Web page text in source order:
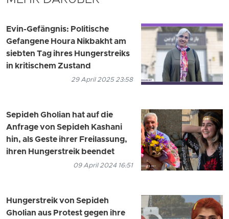
Evin-Gefängnis: Politische
Gefangene Houra Nikbakht am
siebten Tag ihres Hungerstreiks
in kritischem Zustand
29 April 2025 23:58
Sepideh Gholian hat auf die
Anfrage von Sepideh Kashani
hin, als Geste ihrer Freilassung,
ihren Hungerstreik beendet
09 April 2024 16:51
Hungerstreik von Sepideh
Gholian aus Protest gegen ihre